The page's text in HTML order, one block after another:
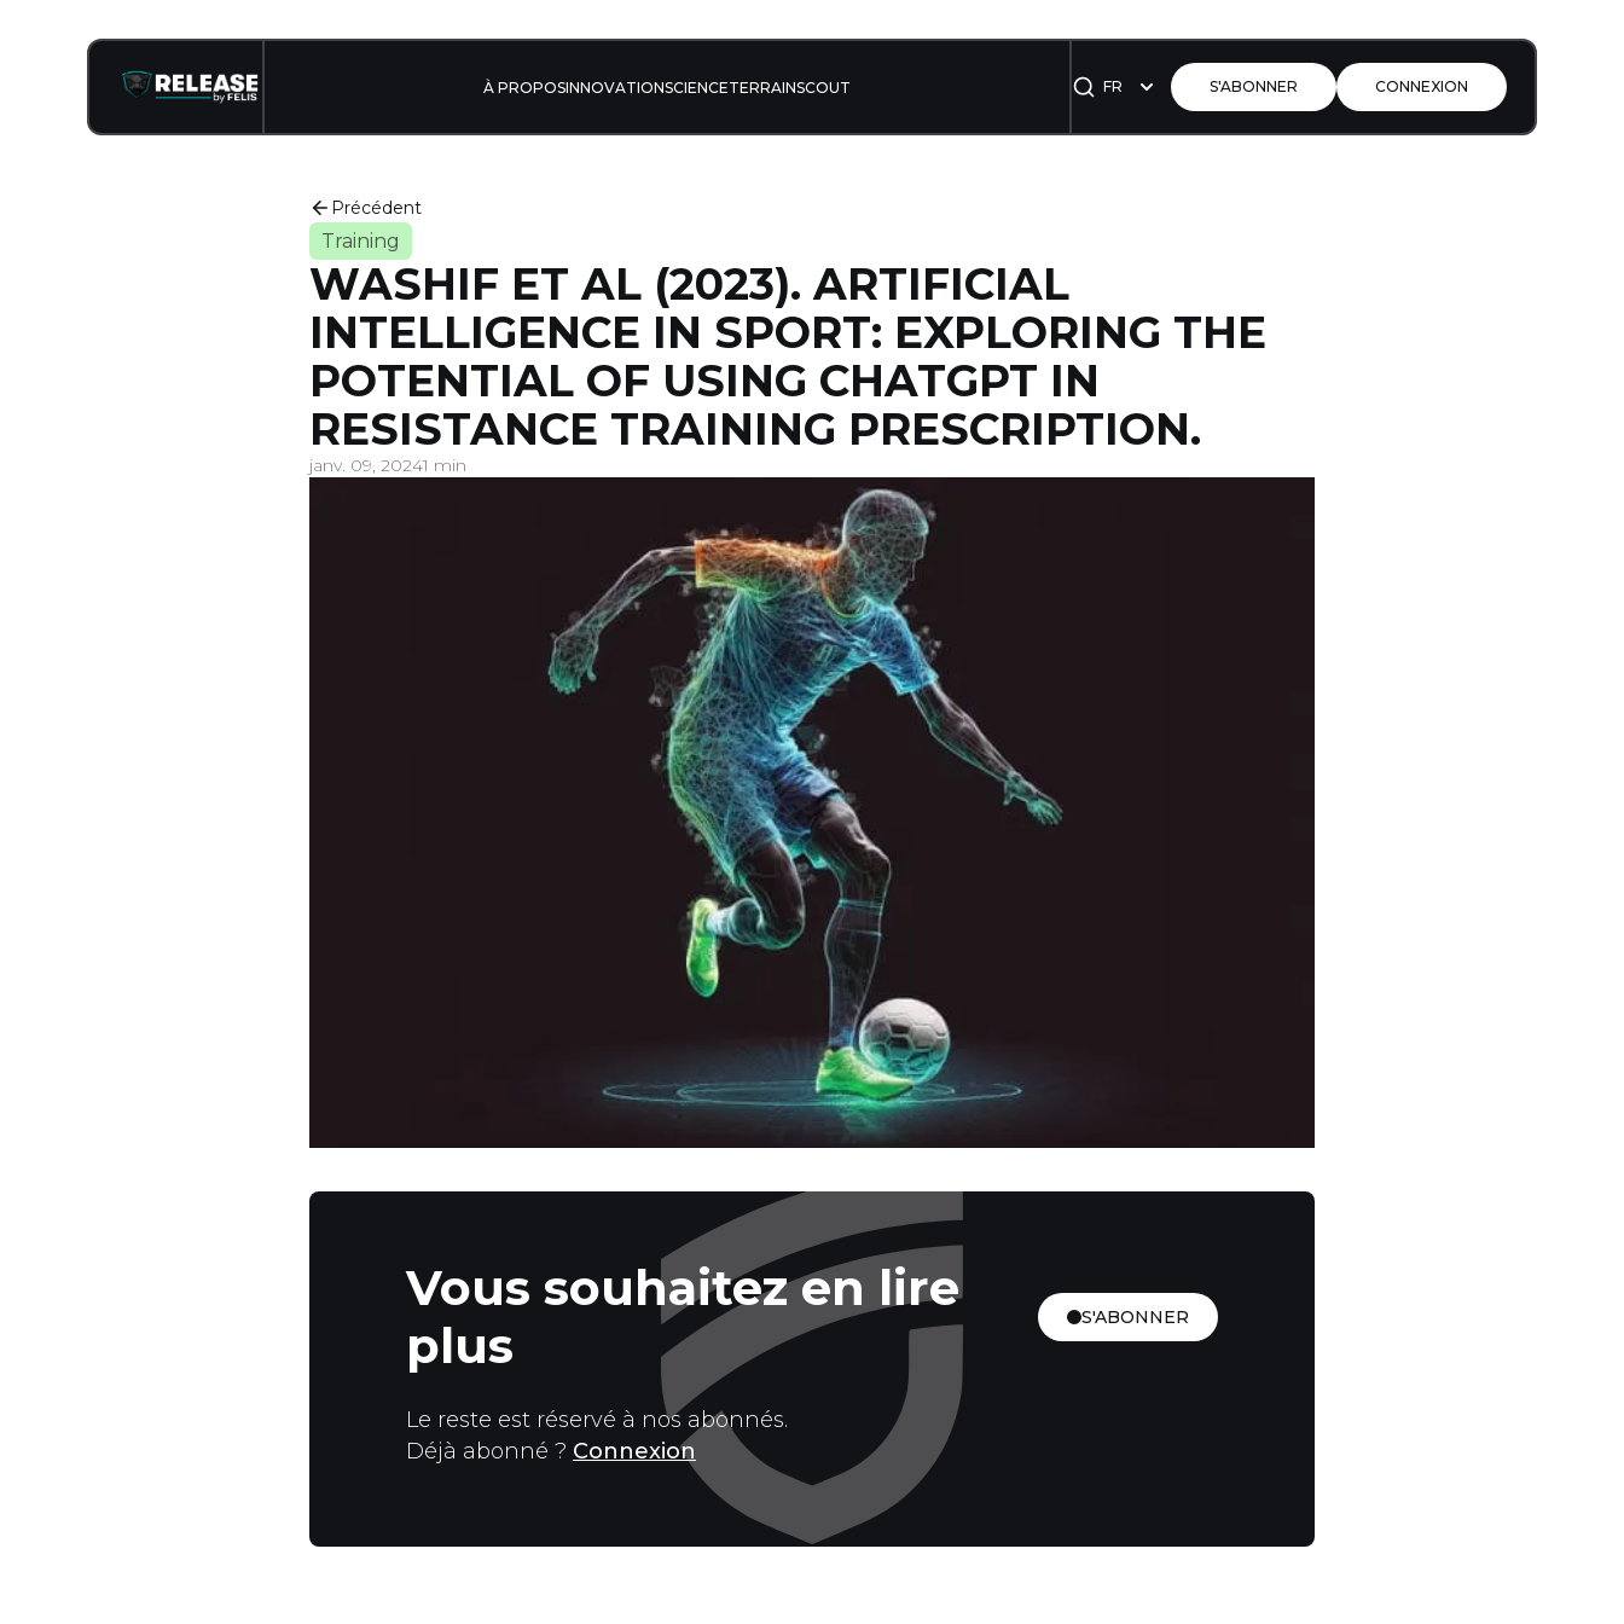
INNOVATIONSCIENCETERRAINSCOUT
À PROPOS FR S'ABONNER CONNEXION
Précédent
Training
WASHIF ET AL (2023). ARTIFICIAL
INTELLIGENCE IN SPORT: EXPLORING THE
POTENTIAL OF USING CHATGPT IN
RESISTANCE TRAINING PRESCRIPTION.
janv. 09, 20241 min
Vous souhaitez en lire
plus
S'ABONNER
Le reste est réservé à nos abonnés.
Déjà abonné ? Connexion